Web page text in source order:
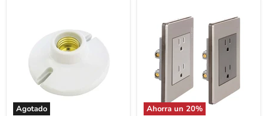
Agotado
Ahorra un 20%